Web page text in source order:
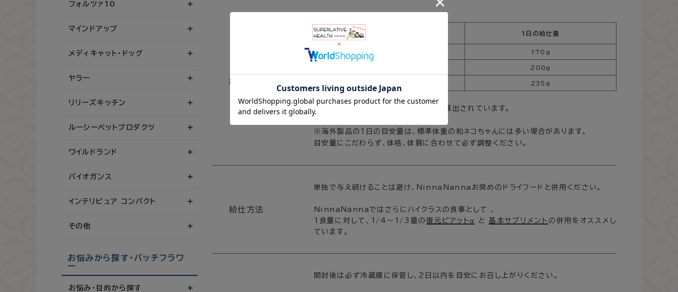
給与量の目安
1日の給仕量
170ｇ
200ｇ
235ｇ
注意：目安量は１日の必要カロリーから算出されています。
※海外製品の1日の目安量は、標準体重の和ネコちゃんには多い場合があります。
目安量にこだわらず、体格、体質に合わせて必ず調整ください。
給仕方法
単独で与え続けることは避け、NinnaNannaお奨めのドライフードと併用ください。
NinnaNannaではさらにハイクラスの食事として 、
1食量に対して、1/4～1/3量の復元ピアットα と 基本サプリメント の併用をオススメし
ています。
開封後は必ず冷蔵庫に保管し、2日以内を目安にお召し上がりください。
フォルツァ10
マインドアップ
メディキャット・ドッグ
ヤラー
リリーズキッチン
ルーシーペットプロダクツ
ワイルドランド
バイオガンス
インテリピュア コンパクト
その他
お悩みから探す・バッチフラワ
ー
お悩み・目的から探す